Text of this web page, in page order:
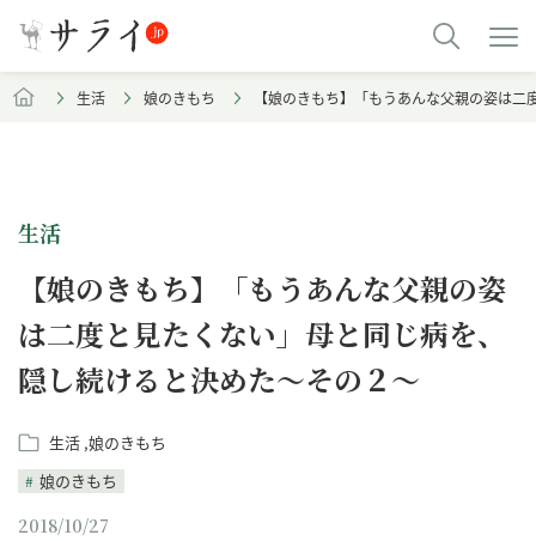
生活 娘のきもち 【娘のきもち】「もうあんな父親の姿は
生活
【娘のきもち】「もうあんな父親の姿
は二度と見たくない」母と同じ病を、
隠し続けると決めた～その２～
生活 娘のきもち
娘のきもち
2018/10/27